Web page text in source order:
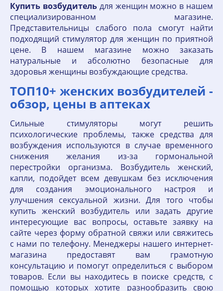
Купить возбудительдля женщин можно в нашем
специализированном магазине.
Представительницы слабого пола смогут найти
подходящий стимулятор для женщин по приятной
цене. В нашем магазине можно заказать
натуральные и абсолютно безопасные для
здоровья женщины возбуждающие средства.
ТОП10+ женских возбудителей -
обзор, цены в аптеках
Сильные стимуляторы могут решить
психологические проблемы, также средства для
возбуждения используются в случае временного
снижения желания из-за гормональной
перестройки организма. Возбудитель женский,
капли, подойдет всем девушкам без исключения
для создания эмоционального настроя и
улучшения сексуальной жизни. Для того чтобы
купить женский возбудитель или задать другие
интересующие вас вопросы, оставьте заявку на
сайте через форму обратной свяжи или свяжитесь
с нами по телефону. Менеджеры нашего интернет-
магазина предоставят вам грамотную
консультацию и помогут определиться с выбором
товаров. Если вы находитесь в поиске средств, с
помощью которых хотите разнообразить свою